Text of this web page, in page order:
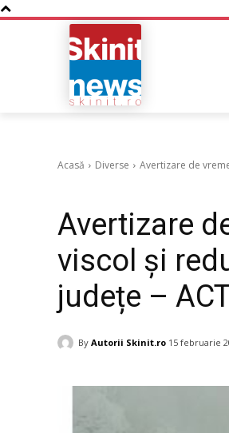
Acasă Diverse Avertizare de
Avertizare
viscol și
județe –
By Autorii Skinit.ro 15 februarie